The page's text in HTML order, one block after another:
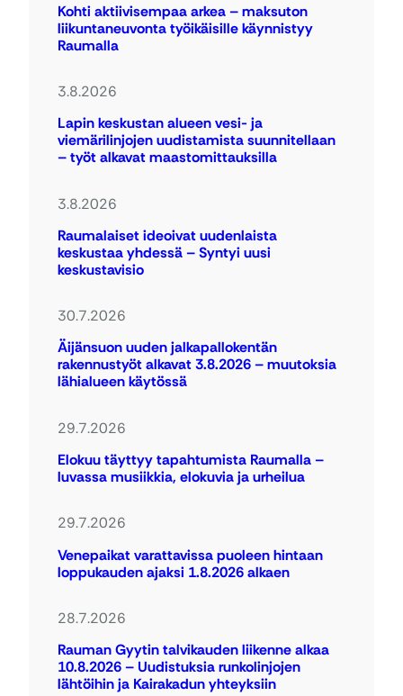
Kohti aktiivisempaa arkea – maksuton
liikuntaneuvonta työikäisille käynnistyy
Raumalla
3.8.2026
Lapin keskustan alueen vesi- ja
viemärilinjojen uudistamista suunnitellaan
– työt alkavat maastomittauksilla
3.8.2026
Raumalaiset ideoivat uudenlaista
keskustaa yhdessä – Syntyi uusi
keskustavisio
30.7.2026
Äijänsuon uuden jalkapallokentän
rakennustyöt alkavat 3.8.2026 – muutoksia
lähialueen käytössä
29.7.2026
Elokuu täyttyy tapahtumista Raumalla –
luvassa musiikkia, elokuvia ja urheilua
29.7.2026
Venepaikat varattavissa puoleen hintaan
loppukauden ajaksi 1.8.2026 alkaen
28.7.2026
Rauman Gyytin talvikauden liikenne alkaa
10.8.2026 – Uudistuksia runkolinjojen
lähtöihin ja Kairakadun yhteyksiin